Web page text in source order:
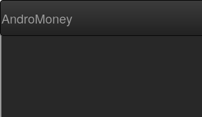
AndroMoney